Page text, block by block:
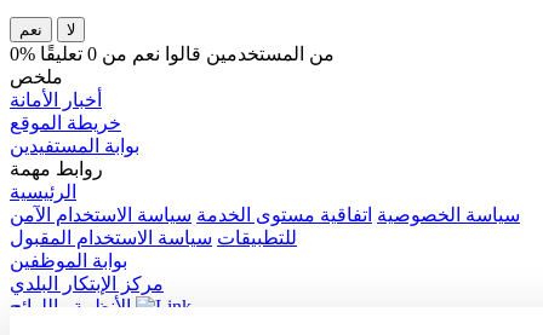
نعم لا
0% من المستخدمين قالوا نعم من 0 تعليقًا
ملخص
أخبار الأمانة
خريطة الموقع
بوابة المستفيدين
روابط مهمة
الرئيسية
سياسة الخصوصية اتفاقية مستوى الخدمة سياسة الاستخدام الآمن
للتطبيقات سياسة الاستخدام المقبول
بوابة الموظفين
مركز الإبتكار البلدي